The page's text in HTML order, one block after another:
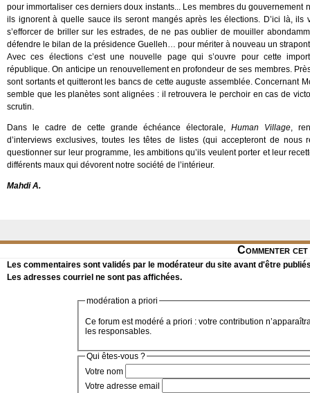
pour immortaliser ces derniers doux instants... Les membres du gouvernement
ils ignorent à quelle sauce ils seront mangés après les élections. D’ici là, ils
s’efforcer de briller sur les estrades, de ne pas oublier de mouiller
défendre le bilan de la présidence Guelleh… pour mériter à nouveau un
Avec ces élections c’est une nouvelle page qui s’ouvre pour cette
république. On anticipe un renouvellement en profondeur de ses membres.
sont sortants et quitteront les bancs de cette auguste assemblée. Concernant
semble que les planètes sont alignées : il retrouvera le perchoir en cas de
scrutin.
Dans le cadre de cette grande échéance électorale, Human Village,
d’interviews exclusives, toutes les têtes de listes (qui accepteront de
questionner sur leur programme, les ambitions qu’ils veulent porter et leur
différents maux qui dévorent notre société de l’intérieur.
Mahdi A.
Commenter
Les commentaires sont validés par le modérateur du site avant d'être
Les adresses courriel ne sont pas affichées.
modération a priori
Ce forum est modéré a priori : votre contribution
les responsables.
Qui êtes-vous ?
Votre nom
Votre adresse email